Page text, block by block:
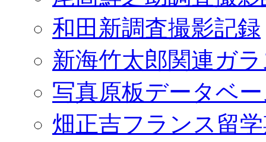
和田新調査撮影記録
新海竹太郎関連ガ
写真原板データベ
畑正吉フランス留